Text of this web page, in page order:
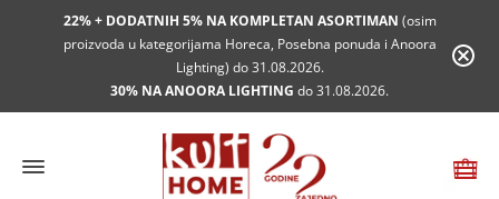
22% + DODATNIH 5% NA KOMPLETAN ASORTIMAN (osim
proizvoda u kategorijama Horeca, Posebna ponuda i Anoora
Lighting) do 31.08.2026.
30% NA ANOORA LIGHTING do 31.08.2026.